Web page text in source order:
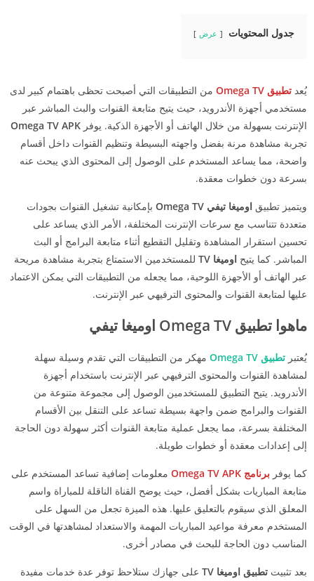
جدول المحتويات عرض
يُعد تطبيق Omega TV
من التطبيقات التي أصبحت تحظى باهتمام كبير لدى
مستخدمي أجهزة الأندرويد، حيث يتيح متابعة القنوات والبث المباشر عبر
الإنترنت بسهولة من خلال الهاتف أو الأجهزة الذكية. يوفر Omega TV APK
تجربة مشاهدة مرنة بفضل واجهته البسيطة وتنظيم القنوات داخل أقسام
واضحة، مما يساعد المستخدم على الوصول إلى المحتوى الذي يبحث عنه
بسرعة دون خطوات معقدة.
ويتميز تطبيق اوميغا تيفي Omega TV
بإمكانية تشغيل القنوات بجودات
متعددة تتناسب مع سرعات الإنترنت المختلفة، الأمر الذي يساعد على
تحسين استقرار المشاهدة وتقليل التقطيع أثناء متابعة البرامج أو البث
المباشر. كما يتيح اوميغا TV
للمستخدمين الاستمتاع بتجربة مشاهدة مريحة
عبر الهاتف أو الأجهزة اللوحية، مما يجعله من التطبيقات التي يمكن الاعتماد
عليها لمتابعة القنوات والمحتوى الترفيهي عبر الإنترنت.
ماهوا تطبيق Omega TV اوميغا تيفي
يُعتبر تطبيق Omega TV
مهكر من التطبيقات التي تقدم وسيلة سهلة
لمشاهدة القنوات والمحتوى الترفيهي عبر الإنترنت باستخدام أجهزة
الأندرويد. يتيح التطبيق للمستخدمين الوصول إلى مجموعة متنوعة من
القنوات والبرامج ضمن واجهة بسيطة تساعد على التنقل بين الأقسام
المختلفة بسرعة، مما يجعل عملية متابعة القنوات أكثر سهولة دون الحاجة
إلى إعدادات معقدة أو خطوات طويلة.
كما يوفر برنامج Omega TV APK معلومات إضافية تساعد المستخدم على
متابعة المباريات بشكل أفضل، حيث يوضح القناة الناقلة للمباراة واسم
المعلق الذي سيقوم بالتعليق عليها. هذه الميزة تجعل من السهل على
المستخدم معرفة مواعيد المباريات المهمة والاستعداد لمشاهدتها في الوقت
المناسب دون الحاجة للبحث في مصادر أخرى.
بعد تثبيت تطبيق اوميغا TV
على جهازك ستلاحظ توفر عدة خدمات مفيدة